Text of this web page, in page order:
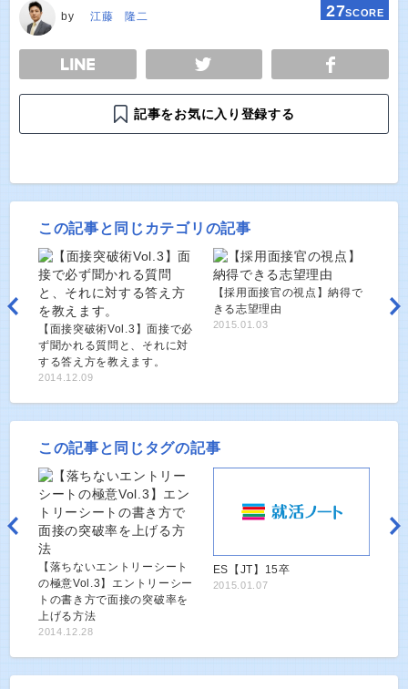
by 江藤 隆二 27SCORE
TWEET
記事をお気に入り登録する
この記事と同じカテゴリの記事
【面接突破術Vol.3】面接で必
ず聞かれる質問と、それに対
する答え方を教えます。
2014.12.09
【採用面接官の視点】納得で
きる志望理由
2015.01.03
この記事と同じタグの記事
【落ちないエントリーシート
の極意Vol.3】エントリーシー
トの書き方で面接の突破率を
上げる方法
2014.12.28
ES【JT】15卒
2015.01.07